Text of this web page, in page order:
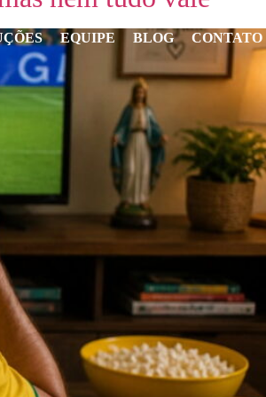
EQUIPE BLOG CONTATO